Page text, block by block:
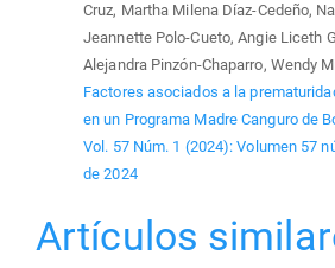
Cruz, Martha Milena Díaz-Cedeño,
Jeannette Polo-Cueto, Angie Liceth
Alejandra Pinzón-Chaparro, Wendy
Factores asociados a la
en un Programa Madre Canguro de
Vol. 57 Núm. 1 (2024): Volumen 57
de 2024
Artículos